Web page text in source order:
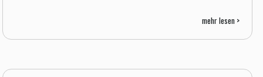
mehr lesen >